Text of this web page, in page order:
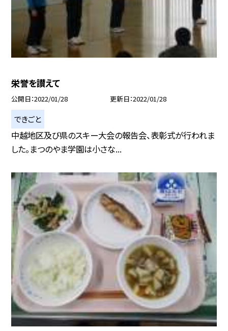
栄誉を讃えて
公開日 2022/01/28 更新日 2022/01/28
できごと
中越地区及び県のスキー大会の報告会、表彰式が行われま
した。まつのやま学園は小さな...